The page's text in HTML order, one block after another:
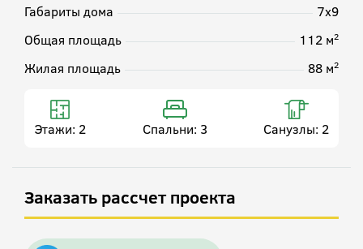
Габариты дома
7х9
Общая площадь
112 м2
Жилая площадь 88 м2
Этажи: 2 Спальни: 3 Санузлы: 2
Заказать рассчет проекта